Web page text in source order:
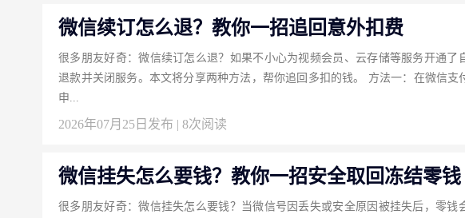
微信续订怎么退？教你一招追回意外扣费
很多朋友好奇：微信续订怎么退？如果不小心为视频会员、云存储等服务开通了
退款并关闭服务。本文将分享两种方法，帮你追回多扣的钱。 方法一：在微信支
申...
2026年07月25日发布 | 8次阅读
微信挂失怎么要钱？教你一招安全取回冻结零钱
很多朋友好奇：微信挂失怎么要钱？当微信号因丢失或安全原因被挂失后，零钱